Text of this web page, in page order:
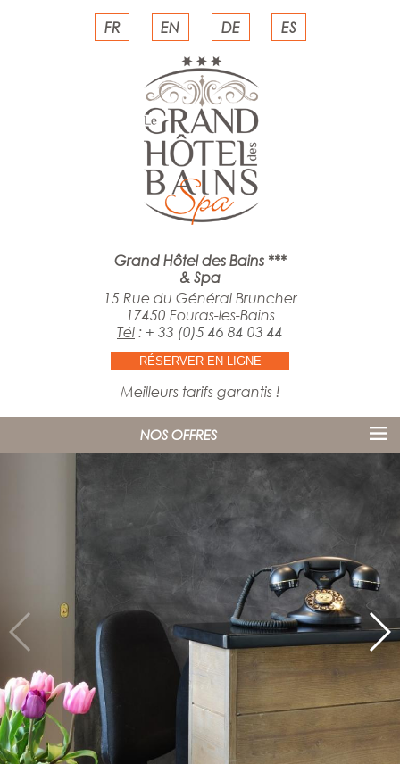
FR EN DE ES
Grand Hôtel des Bains ***
& Spa
15 Rue du Général Bruncher
17450 Fouras-les-Bains
Tél : + 33 (0)5 46 84 03 44
RÉSERVER EN LIGNE
Meilleurs tarifs garantis !
NOS OFFRES